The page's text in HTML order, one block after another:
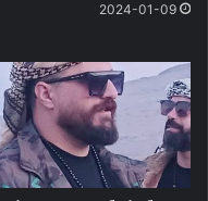
2024-01-09